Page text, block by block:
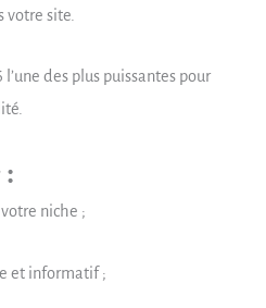
votre site.
des plus puissantes pour
niche ;
et informatif ;